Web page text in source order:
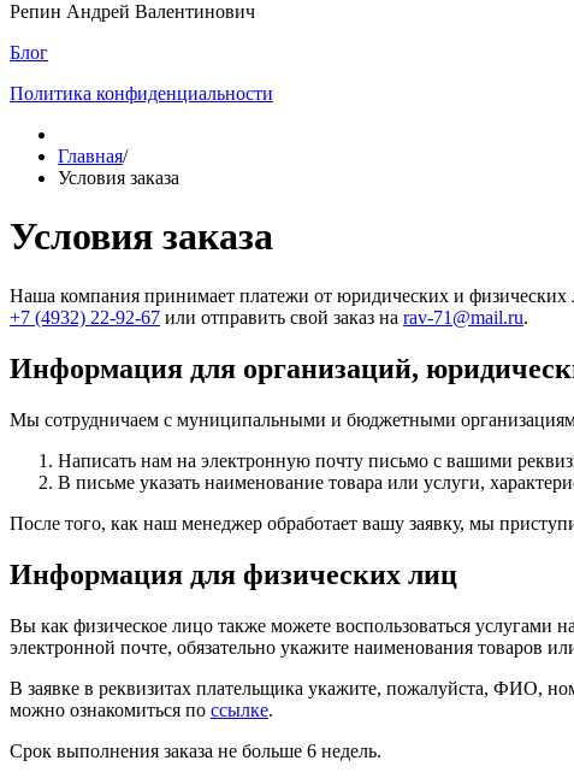
Репин Андрей Валентинович
Блог
Политика конфиденциальности
Главная/
Условия заказа
Условия заказа
Наша компания принимает платежи от юридических и физических
+7 (4932) 22-92-67 или отправить свой заказ на rav-71@mail.ru.
Информация для организаций,
Мы сотрудничаем с муниципальными и бюджетными
Написать нам на электронную почту письмо с вашими
В письме указать наименование товара или услуги,
После того, как наш менеджер обработает вашу заявку, мы
Информация для физических лиц
Вы как физическое лицо также можете воспользоваться услугами
электронной почте, обязательно укажите наименования товаров
В заявке в реквизитах плательщика укажите, пожалуйста, ФИО,
можно ознакомиться по ссылке.
Срок выполнения заказа не больше 6 недель.